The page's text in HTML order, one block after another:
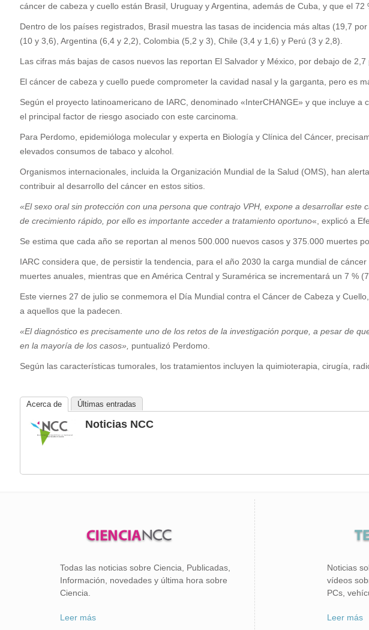
cáncer de cabeza y cuello están Brasil, Uruguay y Argentina, además de Cuba, y que el 72
Dentro de los países registrados, Brasil muestra las tasas de incidencia más altas (19,7
(10 y 3,6), Argentina (6,4 y 2,2), Colombia (5,2 y 3), Chile (3,4 y 1,6) y Perú (3 y 2,8).
Las cifras más bajas de casos nuevos las reportan El Salvador y México, por debajo de 2,7
El cáncer de cabeza y cuello puede comprometer la cavidad nasal y la garganta, pero es
Según el proyecto latinoamericano de IARC, denominado «InterCHANGE» y que incluye
el principal factor de riesgo asociado con este carcinoma.
Para Perdomo, epidemióloga molecular y experta en Biología y Clínica del Cáncer,
elevados consumos de tabaco y alcohol.
Organismos internacionales, incluida la Organización Mundial de la Salud (OMS), han
contribuir al desarrollo del cáncer en estos sitios.
«El sexo oral sin protección con una persona que contrajo VPH, expone a desarrollar
de crecimiento rápido, por ello es importante acceder a tratamiento oportuno«, explicó a
Se estima que cada año se reportan al menos 500.000 nuevos casos y 375.000 muertes
IARC considera que, de persistir la tendencia, para el año 2030 la carga mundial de
muertes anuales, mientras que en América Central y Suramérica se incrementará un 7 %
Este viernes 27 de julio se conmemora el Día Mundial contra el Cáncer de Cabeza y
a aquellos que la padecen.
«El diagnóstico es precisamente uno de los retos de la investigación porque, a pesar de
en la mayoría de los casos»,
puntualizó Perdomo.
Según las características tumorales, los tratamientos incluyen la quimioterapia, cirugía,
Acerca de Últimas entradas
Noticias NCC
Todas las noticias sobre Ciencia, Publicadas,
Información, novedades y última hora sobre
Ciencia.
Leer más
Noticias
vídeos
PCs,
Leer más